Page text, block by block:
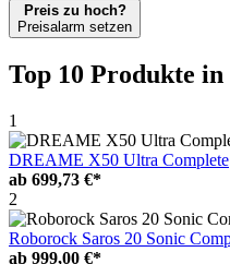
Preis zu hoch?
Preisalarm setzen
Top 10 Produkte in
1
DREAME X50 Ultra Complete
ab 699,73 €*
2
Roborock Saros 20 Sonic
ab 999,00 €*